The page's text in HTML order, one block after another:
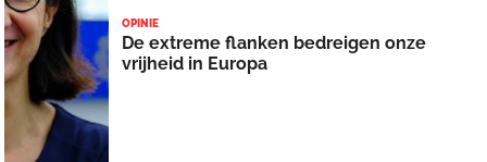
OPINIE
De extreme flanken bedreigen onze
vrijheid in Europa